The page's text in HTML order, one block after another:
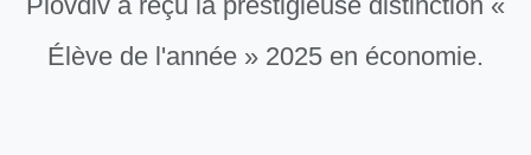
Élève de l'année » 2025 en économie.